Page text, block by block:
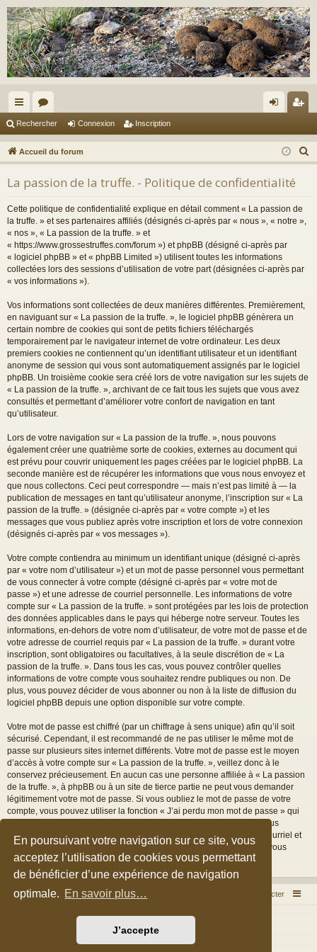
En poursuivant votre navigation sur ce site, vous
acceptez l’utilisation de cookies vous permettant
de bénéficier d’une expérience de navigation
optimale. En savoir plus…
J’accepte
ac
co
ur
ci
s
or
u
m
s
ne
xi
on
cri
pti
on
Rechercher Connexion Inscription
Accueil du forum
e
La passion de la truffe. - Politique de confidentialité
Cette politique de confidentialité explique en détail comment « La passion de
la truffe. » et ses partenaires affiliés (désignés ci-après par « nous », « notre »,
« nos », « La passion de la truffe. » et
« https://www.grossestruffes.com/forum ») et phpBB (désigné ci-après par
« logiciel phpBB » et « phpBB Limited ») utilisent toutes les informations
collectées lors des sessions d’utilisation de votre part (désignées ci-après par
« vos informations »).
Vos informations sont collectées de deux manières différentes. Premièrement,
en naviguant sur « La passion de la truffe. », le logiciel phpBB génèrera un
certain nombre de cookies qui sont de petits fichiers téléchargés
temporairement par le navigateur internet de votre ordinateur. Les deux
premiers cookies ne contiennent qu’un identifiant utilisateur et un identifiant
anonyme de session qui vous sont automatiquement assignés par le logiciel
phpBB. Un troisième cookie sera créé lors de votre navigation sur les sujets de
« La passion de la truffe. », archivant de ce fait tous les sujets que vous avez
consultés et permettant d’améliorer votre confort de navigation en tant
qu’utilisateur.
Lors de votre navigation sur « La passion de la truffe. », nous pouvons
également créer une quatrième sorte de cookies, externes au document qui
est prévu pour couvrir uniquement les pages créées par le logiciel phpBB. La
seconde manière est de récupérer les informations que vous nous envoyez et
que nous collectons. Ceci peut correspondre — mais n’est pas limité à — la
publication de messages en tant qu’utilisateur anonyme, l’inscription sur « La
passion de la truffe. » (désignée ci-après par « votre compte ») et les
messages que vous publiez après votre inscription et lors de votre connexion
(désignés ci-après par « vos messages »).
Votre compte contiendra au minimum un identifiant unique (désigné ci-après
par « votre nom d’utilisateur ») et un mot de passe personnel vous permettant
de vous connecter à votre compte (désigné ci-après par « votre mot de
passe ») et une adresse de courriel personnelle. Les informations de votre
compte sur « La passion de la truffe. » sont protégées par les lois de protection
des données applicables dans le pays qui héberge notre serveur. Toutes les
informations, en-dehors de votre nom d’utilisateur, de votre mot de passe et de
votre adresse de courriel requis par « La passion de la truffe. » durant votre
inscription, sont obligatoires ou facultatives, à la seule discrétion de « La
passion de la truffe. ». Dans tous les cas, vous pouvez contrôler quelles
informations de votre compte vous souhaitez rendre publiques ou non. De
plus, vous pouvez décider de vous abonner ou non à la liste de diffusion du
logiciel phpBB depuis une option disponible sur votre compte.
Votre mot de passe est chiffré (par un chiffrage à sens unique) afin qu’il soit
sécurisé. Cependant, il est recommandé de ne pas utiliser le même mot de
passe sur plusieurs sites internet différents. Votre mot de passe est le moyen
d’accès à votre compte sur « La passion de la truffe. », veillez donc à le
conservez précieusement. En aucun cas une personne affiliée à « La passion
de la truffe. », à phpBB ou à un site de tierce partie ne peut vous demander
légitimement votre mot de passe. Si vous oubliez le mot de passe de votre
compte, vous pouvez utiliser la fonction « J’ai perdu mon mot de passe » qui
est proposée par défaut sur le logiciel phpBB. Cette fonctionnalité vous
demandera de spécifier votre nom d’utilisateur et votre adresse de courriel et
le logiciel phpBB générera alors un nouveau mot de passe afin que vous
puissiez reprendre le contrôle de votre compte.
Accueil du forum Nous contacter
Développé parphpBB® Forum Software © phpBB Limited
Style parArty
©